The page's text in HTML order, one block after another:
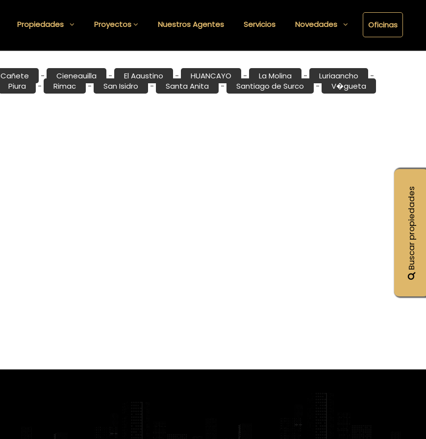
Propiedades Proyectos Nuestros Agentes Servicios Novedades Oficinas
Cañete - Cieneguilla - El Agustino - HUANCAYO - La Molina - Lurigancho -
Piura - Rimac - San Isidro - Santa Anita - Santiago de Surco - V�gueta
Buscar propiedades